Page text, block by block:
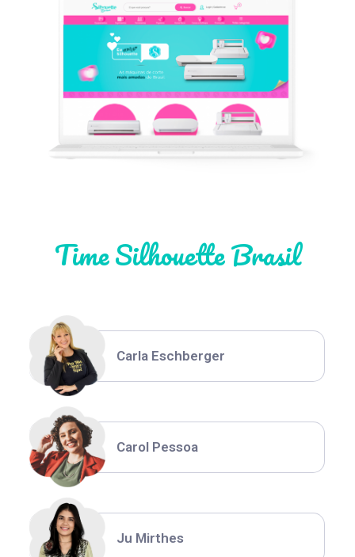
Time Silhouette Brasil
Léia Pastori
Thiara Ney
Carla Eschberger
Carol Pessoa
Ju Mirthes